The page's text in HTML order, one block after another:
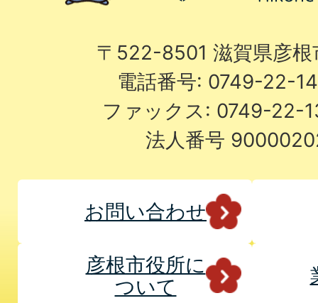
〒522-8501 滋賀県彦
電話番号: 0749-22-
ファックス: 0749-22-
法人番号
お問い合わせ
彦根市役所に
ついて